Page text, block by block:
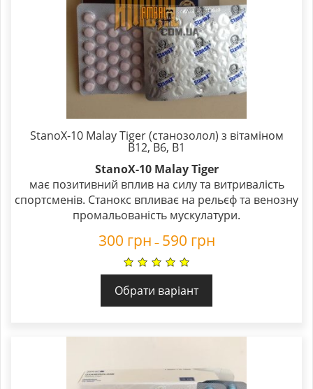
StanoX-10 Malay Tiger (станозолол) з вітаміном
В12, В6, В1
StanoX-10 Malay Tiger
має позитивний вплив на силу та витривалість
спортсменів. Станокс впливає на рельєф та венозну
промальованість мускулатури.
300 грн – 590 грн
Обрати варіант